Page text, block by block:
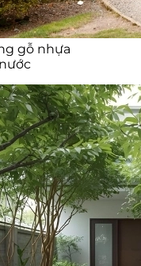
gỗ nhựa